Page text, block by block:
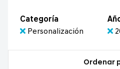
Categoría
Personalización
Ordenar